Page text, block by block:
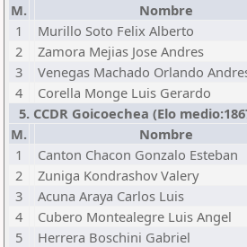
M.
Nombre
1
Murillo Soto Felix Alberto
2
Zamora Mejias Jose Andres
3
Venegas Machado Orlando
4
Corella Monge Luis Gerardo
5. CCDR Goicoechea (Elo
M.
Nombre
1
Canton Chacon Gonzalo Esteban
2
Zuniga Kondrashov Valery
3
Acuna Araya Carlos Luis
4
Cubero Montealegre Luis Angel
5
Herrera Boschini Gabriel